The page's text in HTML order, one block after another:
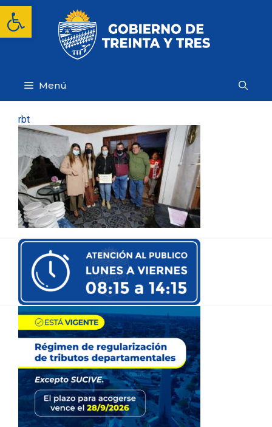
Abrir barra de herramientas
Saltar
contenido
Menú
rbt